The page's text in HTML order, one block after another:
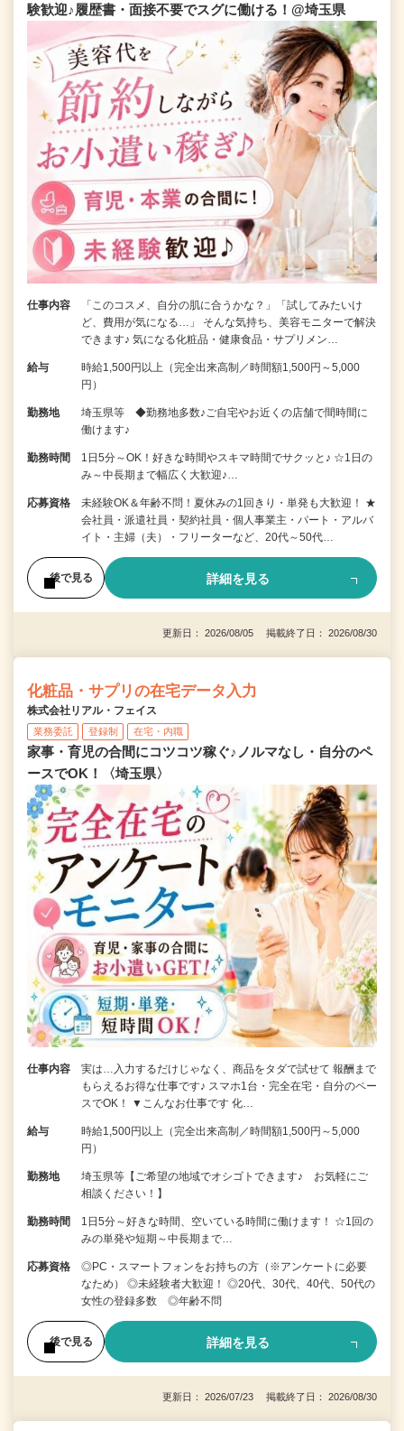
験歓迎♪履歴書・面接不要でスグに働ける！@埼玉県
仕事内容
「このコスメ、自分の肌に合うかな？」「試してみたいけ
ど、費用が気になる…」 そんな気持ち、美容モニターで解決
できます♪ 気になる化粧品・健康食品・サプリメン…
給与
時給1,500円以上（完全出来高制／時間額1,500円～5,000
円）
勤務地
埼玉県等 ◆勤務地多数♪ご自宅やお近くの店舗で間時間に
働けます♪
勤務時間
1日5分～OK！好きな時間やスキマ時間でサクッと♪ ☆1日の
み～中長期まで幅広く大歓迎♪…
応募資格
未経験OK＆年齢不問！夏休みの1回きり・単発も大歓迎！ ★
会社員・派遣社員・契約社員・個人事業主・パート・アルバ
イト・主婦（夫）・フリーターなど、20代～50代…
後で見る 詳細を見る
更新日： 2026/08/05 掲載終了日： 2026/08/30
化粧品・サプリの在宅データ入力
株式会社リアル・フェイス
業務委託 登録制 在宅・内職
家事・育児の合間にコツコツ稼ぐ♪ノルマなし・自分のペ
ースでOK！〈埼玉県〉
仕事内容
実は…入力するだけじゃなく、商品をタダで試せて 報酬まで
もらえるお得な仕事です♪ スマホ1台・完全在宅・自分のペー
スでOK！ ▼こんなお仕事です 化…
給与
時給1,500円以上（完全出来高制／時間額1,500円～5,000
円）
勤務地
埼玉県等【ご希望の地域でオシゴトできます♪ お気軽にご
相談ください！】
勤務時間
1日5分～好きな時間、空いている時間に働けます！ ☆1回の
みの単発や短期～中長期まで…
応募資格
◎PC・スマートフォンをお持ちの方（※アンケートに必要
なため） ◎未経験者大歓迎！ ◎20代、30代、40代、50代の
女性の登録多数 ◎年齢不問
後で見る 詳細を見る
更新日： 2026/07/23 掲載終了日： 2026/08/30